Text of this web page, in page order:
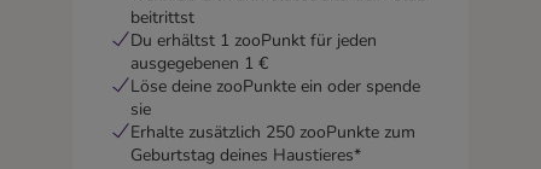
beitrittst
Du erhältst 1 zooPunkt für jeden
ausgegebenen 1 €
Löse deine zooPunkte ein oder spende
sie
Erhalte zusätzlich 250 zooPunkte zum
Geburtstag deines Haustieres*